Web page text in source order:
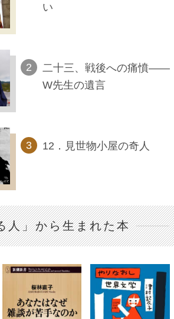
い
二十三、戦後への痛憤――
W先生の遺言
12．見世物小屋の奇人
人」から生まれた本